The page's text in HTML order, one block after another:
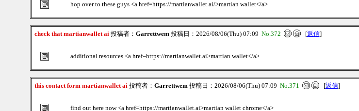
hop over to these guys <a href=https://martianwallet.ai/>martian wallet</a>
check that martianwallet ai投稿者： Garrettwem投稿日：2026/08/06(Thu) 07:09 No.372 [返信]
additional resources <a href=https://martianwallet.ai>martian wallet</a>
this contact form martianwallet ai投稿者： Garrettwem投稿日：2026/08/06(Thu) 07:09 No.371 [返信]
find out here now <a href=https://martianwallet.ai>martian wallet chrome</a>